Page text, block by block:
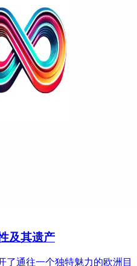
及其遗产
了通往一个独特魅力的欧洲目